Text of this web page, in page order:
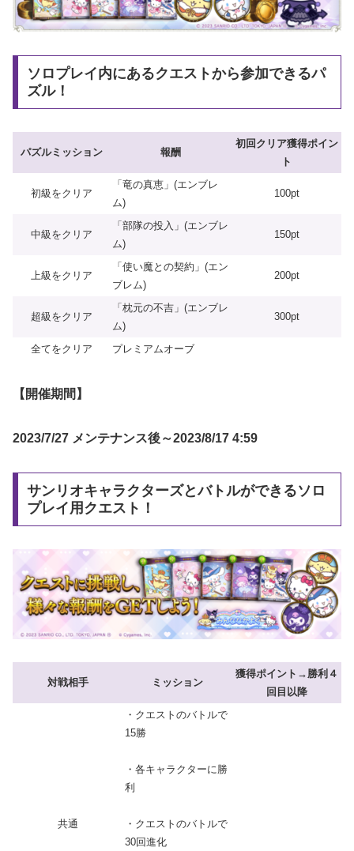
ソロプレイ内にあるクエストから参加できるパ
ズル！
パズルミッション 報酬
初回クリア獲得ポイン
ト
初級をクリア
「竜の真恵」(エンブレ
ム)
100pt
中級をクリア
「部隊の投入」(エンブレ
ム)
150pt
上級をクリア
「使い魔との契約」(エン
ブレム)
200pt
超級をクリア
「枕元の不吉」(エンブレ
ム)
300pt
全てをクリア プレミアムオーブ
【開催期間】
2023/7/27 メンテナンス後～2023/8/17 4:59
サンリオキャラクターズとバトルができるソロ
プレイ用クエスト！
対戦相手 ミッション
獲得ポイント→勝利４
回目以降
共通
・クエストのバトルで
15勝
・各キャラクターに勝
利
・クエストのバトルで
30回進化